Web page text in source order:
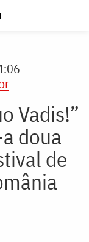
Vadis!”
doua
de